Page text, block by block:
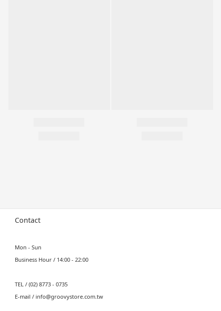
Contact
Mon - Sun
Business Hour / 14:00 - 22:00
TEL / (02) 8773 - 0735
E-mail / info@groovystore.com.tw